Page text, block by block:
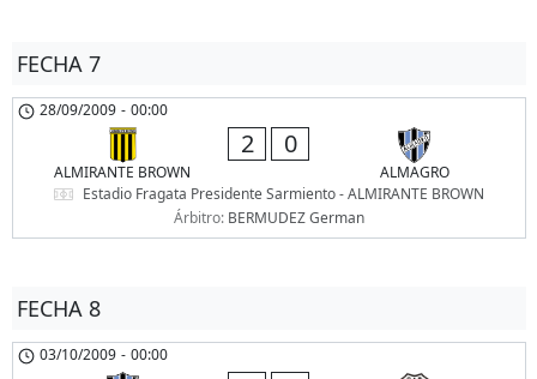
FECHA 7
28/09/2009 - 00:00
ALMIRANTE BROWN
2 0
ALMAGRO
Estadio Fragata Presidente Sarmiento - ALMIRANTE BROWN
Árbitro: BERMUDEZ German
FECHA 8
03/10/2009 - 00:00